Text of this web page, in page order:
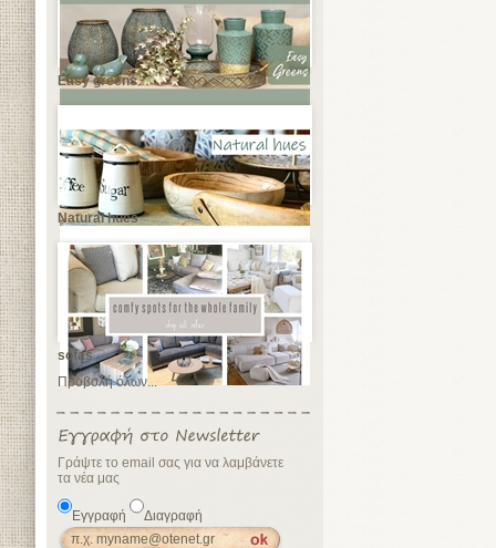
Easy greens
Natural hues
sofas
Προβολή όλων...
Γράψτε το email σας για να λαμβάνετε
τα νέα μας
Εγγραφή Διαγραφή